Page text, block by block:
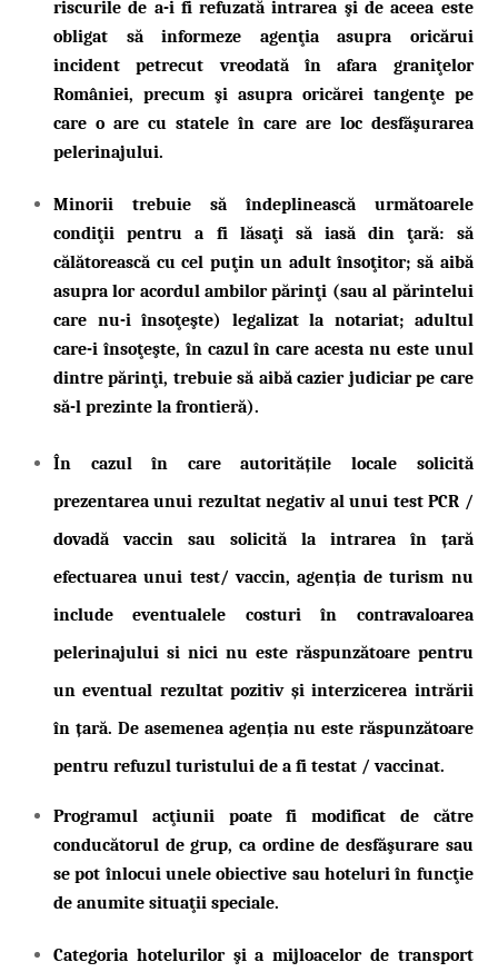
riscurile de a-i fi refuzată intrarea şi de aceea este
obligat să informeze agenţia asupra oricărui
incident petrecut vreodată în afara graniţelor
României, precum şi asupra oricărei tangenţe pe
care o are cu statele în care are loc desfăşurarea
pelerinajului.
Minorii trebuie să îndeplinească următoarele
condiţii pentru a fi lăsaţi să iasă din ţară: să
călătorească cu cel puţin un adult însoţitor; să aibă
asupra lor acordul ambilor părinţi (sau al părintelui
care nu-i însoţeşte) legalizat la notariat; adultul
care-i însoţeşte, în cazul în care acesta nu este unul
dintre părinţi, trebuie să aibă cazier judiciar pe care
să-l prezinte la frontieră).
În cazul în care autoritățile locale solicită
prezentarea unui rezultat negativ al unui test PCR /
dovadă vaccin sau solicită la intrarea în țară
efectuarea unui test/ vaccin, agenția de turism nu
include eventualele costuri în contravaloarea
pelerinajului si nici nu este răspunzătoare pentru
un eventual rezultat pozitiv și interzicerea intrării
în țară. De asemenea agenția nu este răspunzătoare
pentru refuzul turistului de a fi testat / vaccinat.
Programul acţiunii poate fi modificat de către
conducătorul de grup, ca ordine de desfăşurare sau
se pot înlocui unele obiective sau hoteluri în funcţie
de anumite situaţii speciale.
Categoria hotelurilor şi a mijloacelor de transport